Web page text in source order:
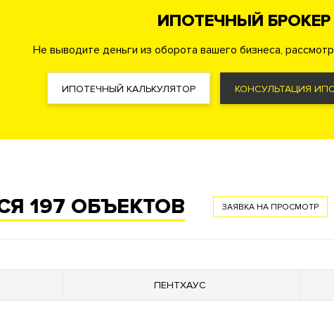
вытяжная
закрытый ландшафтный двор-парк площадью 1,8 га. Он
растениям с разными периодами цветения.
развивающая детская площадка по стандарту Kid’s Lab.
ИПОТЕЧНЫЙ БРОКЕР
Не выводите деньги из оборота вашего бизнеса,
ИПОТЕЧНЫЙ КАЛЬКУЛЯТОР КОНСУЛЬТАЦИЯ
197 ОБЪЕКТОВ ЗАЯВКА НА ПРОСМОТР
ПЕНТХАУС